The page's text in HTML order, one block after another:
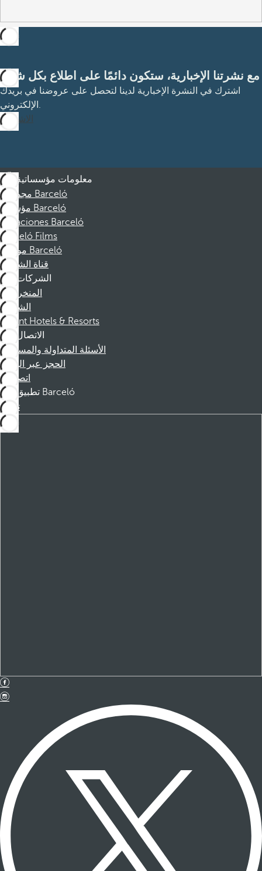
مع نشرتنا الإخبارية، ستكون دائمًا على اطلاع بكل شيء
اشترك في النشرة الإخبارية لدينا لتحصل على عروضنا في بريدك
الإلكتروني.
الاشتراك
معلومات مؤسساتية
مجموعة Barceló
مؤسسة Barceló
Vacaciones Barceló
Barceló Films
موظفو Barceló
قناة الشكوى
الشركات
المنخرطين
الشركاء
Dorint Hotels & Resorts
الاتصال
الأسئلة المتداولة والمساعدة
الحجز عبر الهاتف
اتصل بنا
تطبيق Barceló
تنزيل